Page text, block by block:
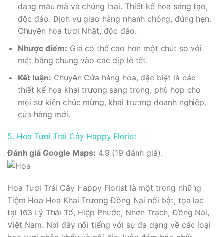
dạng mẫu mã và chủng loại. Thiết kế hoa sáng tạo,
độc đáo. Dịch vụ giao hàng nhanh chóng, đúng hẹn.
Chuyên hoa tươi Nhật, độc đáo.
Nhược điểm: Giá có thể cao hơn một chút so với
mặt bằng chung vào các dịp lễ tết.
Kết luận: Chuyên Cửa hàng hoa, đặc biệt là các
thiết kế hoa khai trương sang trọng, phù hợp cho
mọi sự kiện chúc mừng, khai trương doanh nghiệp,
cửa hàng mới.
5. Hoa Tươi Trái Cây Happy Florist
Đánh giá Google Maps: 4.9 (19 đánh giá).
Hoa Tươi Trái Cây Happy Florist là một trong những
Tiệm Hoa Hoa Khai Trương Đồng Nai nổi bật, tọa lạc
tại 163 Lý Thái Tổ, Hiệp Phước, Nhơn Trạch, Đồng Nai,
Việt Nam. Nơi đây nổi tiếng với sự đa dạng về các loại